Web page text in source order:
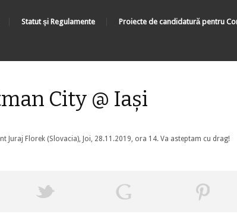
Statut şi Regulamente Proiecte de candidatură pentru
City @ Iași
Juraj Florek (Slovacia), Joi, 28.11.2019, ora 14. Va asteptam cu drag!